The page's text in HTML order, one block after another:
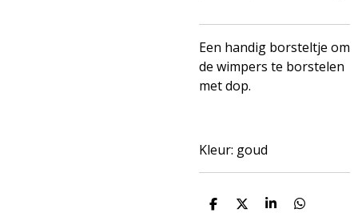
Een handig borsteltje om
de wimpers te borstelen
met dop.
Kleur: goud
D
D
S
D